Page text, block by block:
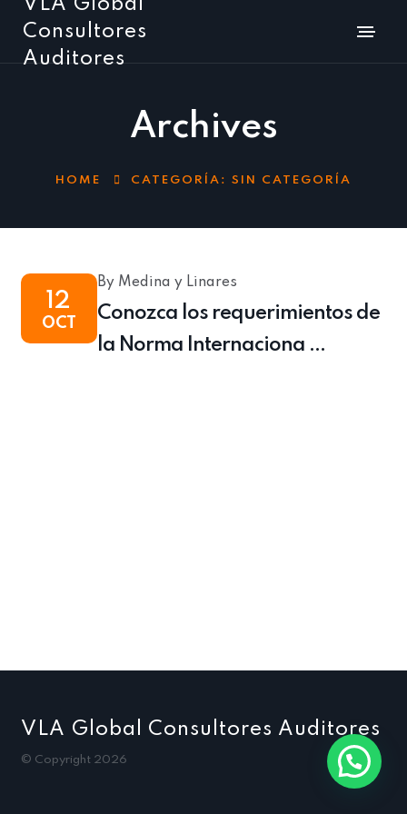
VLA Global
Consultores
Auditores
Archives
HOME CATEGORÍA: SIN CATEGORÍA
12
OCT
By Medina y Linares
Conozca los requerimientos de
la Norma Internaciona ...
VLA Global Consultores Auditores
© Copyright 2026